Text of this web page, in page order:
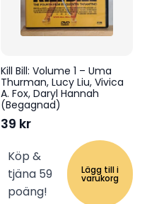
Kill Bill: Volume 1 – Uma
Thurman, Lucy Liu, Vivica
A. Fox, Daryl Hannah
(Begagnad)
39 kr
Köp &
tjäna 59
poäng!
Lägg till i
varukorg